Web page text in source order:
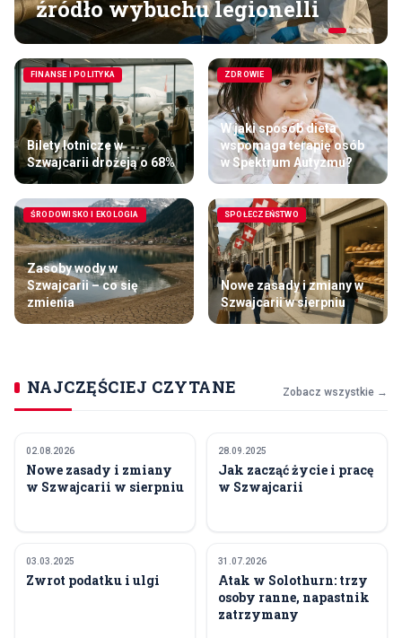
źródło wybuchu legionelli
FINANSE I POLITYKA
Bilety lotnicze w
Szwajcarii drożeją o 68%
ZDROWIE
W jaki sposób dieta
wspomaga terapię osób
w Spektrum Autyzmu?
ŚRODOWISKO I EKOLOGIA
Zasoby wody w
Szwajcarii – co się
zmienia
SPOŁECZEŃSTWO
Nowe zasady i zmiany w
Szwajcarii w sierpniu
NAJCZĘŚCIEJ CZYTANE Zobacz wszystkie →
SPOŁECZEŃSTWO
02.08.2026
Nowe zasady i zmiany
w Szwajcarii w sierpniu
PORADNIKI
28.09.2025
Jak zacząć życie i pracę
w Szwajcarii
POLECANE
03.03.2025
Zwrot podatku i ulgi
SPOŁECZEŃSTWO
31.07.2026
Atak w Solothurn: trzy
osoby ranne, napastnik
zatrzymany